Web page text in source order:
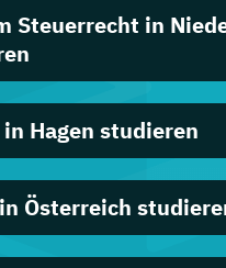
Steuerrecht in
Hagen studieren
Österreich